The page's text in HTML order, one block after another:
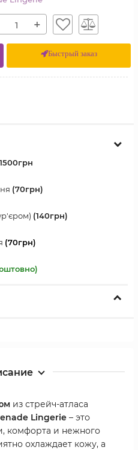
+
Быстрый заказ
(70грн)
(140грн)
(70грн)
из стрейч-атласа
Lingerie – это
комфорта и нежного
охлаждает кожу, а